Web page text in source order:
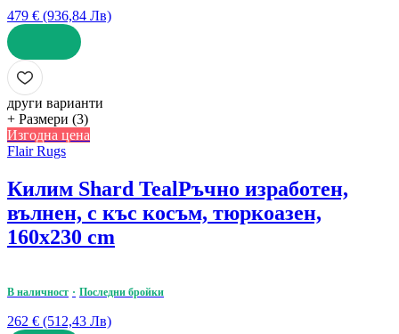
479 € (936,84 Лв)
ДОБАВИ
други варианти
+ Размери (3)
Изгодна цена
Flair Rugs
Килим Shard TealРъчно изработен,
вълнен, с къс косъм, тюркоазен,
160x230 cm
В наличност Последни бройки
262 € (512,43 Лв)